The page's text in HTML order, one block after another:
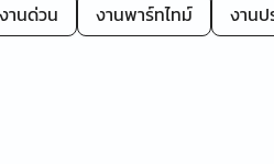
งานด่วน งานพาร์ทไทม์ งานป